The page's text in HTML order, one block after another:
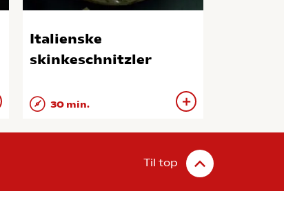
Italienske
skinkeschnitzler
30 min.
Til top